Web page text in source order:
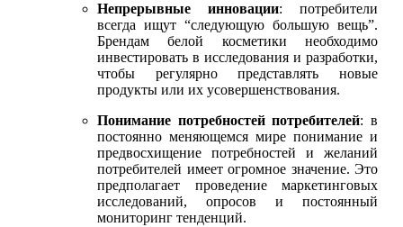
Непрерывные инновации: потребители
всегда ищут “следующую большую вещь”.
Брендам белой косметики необходимо
инвестировать в исследования и разработки,
чтобы регулярно представлять новые
продукты или их усовершенствования.
Понимание потребностей потребителей: в
постоянно меняющемся мире понимание и
предвосхищение потребностей и желаний
потребителей имеет огромное значение. Это
предполагает проведение маркетинговых
исследований, опросов и постоянный
мониторинг тенденций.